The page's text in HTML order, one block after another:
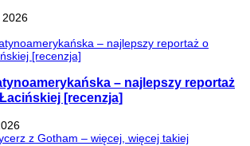
2026
– najlepszy reportaż
[recenzja]